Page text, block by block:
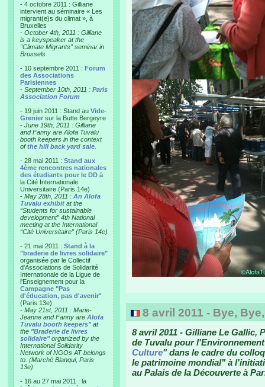
- 4 octobre 2011 : Gilliane
intervient au séminaire « Les
migrant(e)s du climat », à
Bruxelles
- October 4th, 2011 : Gilliane
is a keyspeaker at the
"Climate Migrants" seminar in
Brussels
- 10 septembre 2011 : Forum
des Associations
Parisiennes
- September 10th, 2011 : Paris
Association Forum
- 19 juin 2011 : Stand au Vide-
Grenier sur la Butte Bergeyre
- June 19th, 2011 : Gilliane
and Fanny are Alofa Tuvalu
booth keepers in the context
ofthe hill back yard sale
- 28 mai 2011 : Stand aux
4ème rencontres nationales
des étudiants pour le DD à
la Cité Internationale
Universitaire (Paris 14e)
- May 28th, 2011 : An Alofa
Tuvalu exhibit at the
“Students for sustainable
development” 4th National
meeting at the International
“Cité Universitaire” (Paris 14e)
- 21 mai 2011 : Stand à la
"braderie de livres solidaire"
organisée par le Collectif
d'Associations de Solidarité
Internationale de la Ligue de
l'Enseignement pour la
Campagne "Pas
d'éducation, pas d'avenir"
(Paris 13e)
- May 21st, 2011 : Marie-
Jeanne and Fanny are Alofa
Tuvalu booth keepers"at
the "Braderie de livres
solidaire"organized by the
International Solidarity
Network of NGOs AT belongs
to. (Marché Blanqui, Paris
13e)
- 16 au 27 mai 2011 : la
8 avril 2011 - Bye,
8 avril 2011 - Gilliane Le Gallic,
de Tuvalu pour
Culture" dans le cadre du
le patrimoine mondial" à
au Palais de la Découverte à